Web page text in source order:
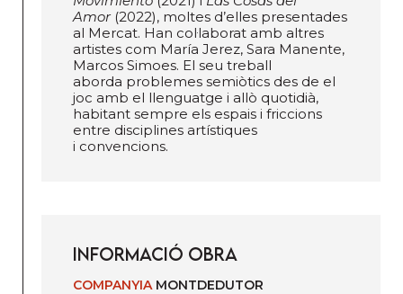
Amor(2022), moltes d’elles presentades
al Mercat. Han col·laborat amb altres
artistes com María Jerez, Sara Manente,
Marcos Simoes. El seu treball
aborda problemes semiòtics des de el
joc amb el llenguatge i allò quotidià,
habitant sempre els espais i friccions
entre disciplines artístiques
i convencions.
INFORMACIÓ OBRA
COMPANYIA MONTDEDUTOR